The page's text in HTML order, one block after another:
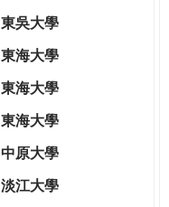
東吳大學
東海大學
東海大學
東海大學
中原大學
淡江大學